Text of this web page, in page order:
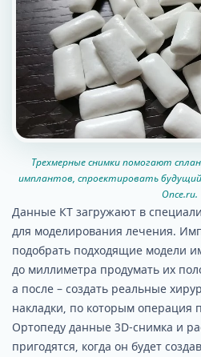
Трехмерные снимки помогают
имплантов, спроектировать
Once.ru.
Данные КТ загружают в
для моделирования лечения.
подобрать подходящие модели
до миллиметра продумать их
а после – создать реальные
накладки, по которым операция
Ортопеду данные 3D-снимка и
пригодятся, когда он будет